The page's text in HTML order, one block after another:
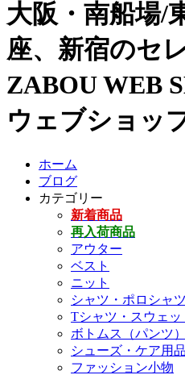
大阪・南船場/
座、新宿のセ
ZABOU WEB
ウェブショップ
ホーム
ブログ
カテゴリー
新着商品
再入荷商品
アウター
ベスト
ニット
シャツ・ポロシャツ
Tシャツ・スウェ
ボトムス（パンツ）
シューズ・ケア用品
ファッション小物